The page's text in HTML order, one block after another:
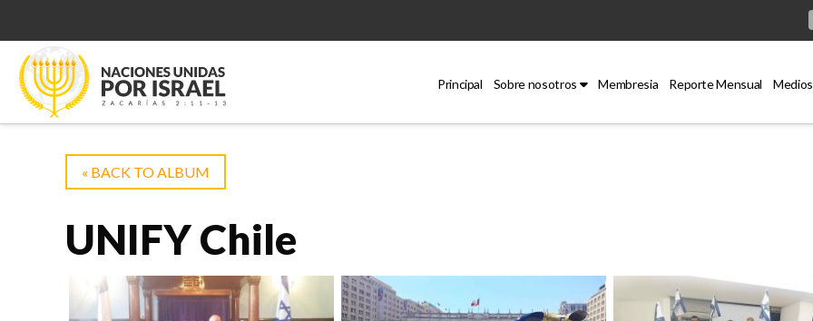
Principal Sobre nosotros Membresia Reporte Mensual Medios
« BACK TO ALBUM
UNIFY Chile